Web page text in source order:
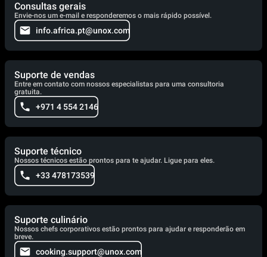
Consultas gerais
Envie-nos um e-mail e responderemos o mais rápido possível.
info.africa.pt@unox.com
Suporte de vendas
Entre em contato com nossos especialistas para uma consultoria
gratuita.
+971 4 554 2146
Suporte técnico
Nossos técnicos estão prontos para te ajudar. Ligue para eles.
+33 478173539
Suporte culinário
Nossos chefs corporativos estão prontos para ajudar e responderão em
breve.
cooking.support@unox.com